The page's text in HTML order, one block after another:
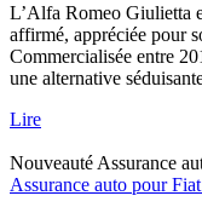
L’Alfa Romeo Giulietta
affirmé, appréciée pour
Commercialisée entre
une alternative
Lire
Nouveauté Assurance
Assurance auto pour